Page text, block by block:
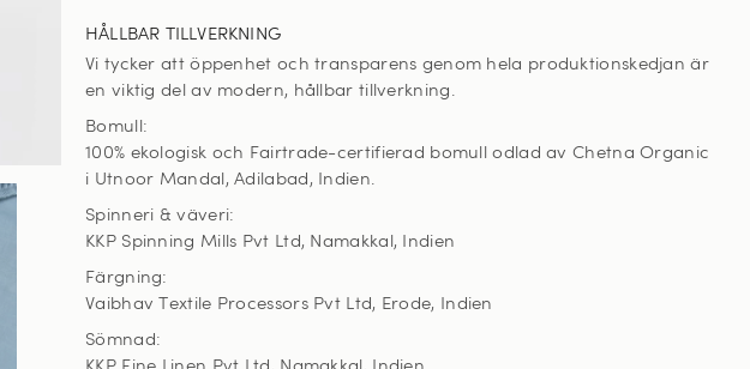
HÅLLBAR TILLVERKNING
Vi tycker att öppenhet och transparens genom hela produktionskedjan är
en viktig del av modern, hållbar tillverkning.
Bomull:
100% ekologisk och Fairtrade-certifierad bomull odlad av Chetna Organic
i Utnoor Mandal, Adilabad, Indien.
Spinneri & väveri:
KKP Spinning Mills Pvt Ltd, Namakkal, Indien
Färgning:
Vaibhav Textile Processors Pvt Ltd, Erode, Indien
Sömnad: